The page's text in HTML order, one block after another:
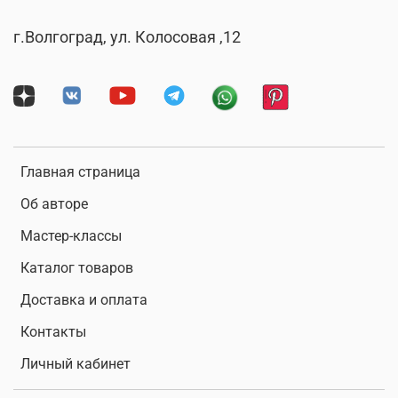
Главная страница
Об авторе
Мастер-классы
Каталог товаров
Доставка и оплата
Контакты
Личный кабинет
г.Волгоград, ул. Колосовая ,12